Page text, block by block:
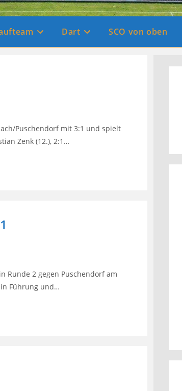
Dart SCO von oben
Puschendorf mit 3:1 und spielt
Zenk (12.), 2:1…
Runde 2 gegen Puschendorf am
Führung und…